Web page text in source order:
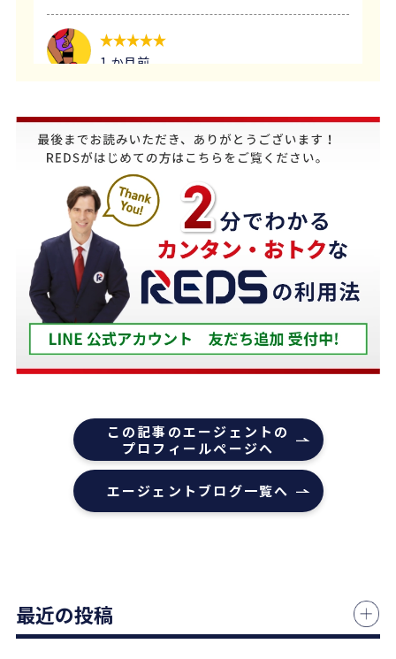
1 か月前
他の不動産会社と違って、売り込みが全くなく自分
のペースで進めることが出来るのが非常に大きかっ
担当の下山さんには大変お世話になりました。
築年数が厳しい条件の中、数々の条件を伝えたとこ
ろ、適切かつ具体的に提案していただきました。
下山さんの人柄も安心でき、打ち合わせの時に、冗
談や笑い話が多く、不動産売却のことを忘れてしま
うほどでした。
また色々な相談もすぐ迅速に対応していただ感謝し
ております。
また機会があれば是非REDSを利用したいし、紹介
していきたいと思います。
エージェントの指名は下山さんをオススメします！
本当にありがとうございました！
担当の志水様は、ベテランならではの豊富な知識で
市場動向や適正価格を丁寧に解説してくださり、終
この記事のエージェントの
プロフィールページへ
エージェントブログ一覧へ
最近の投稿